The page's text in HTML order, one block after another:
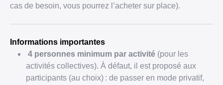
cas de besoin, vous pourrez l’acheter sur place).
Informations importantes
4 personnes minimum par activité (pour les
activités collectives). À défaut, il est proposé aux
participants (au choix) : de passer en mode privatif,